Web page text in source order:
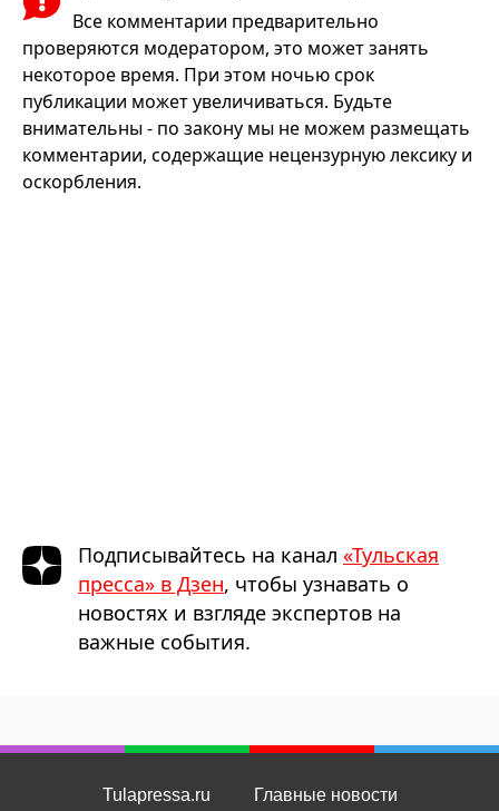
Все комментарии предварительно
проверяются модератором, это может занять
некоторое время. При этом ночью срок
публикации может увеличиваться. Будьте
внимательны - по закону мы не можем размещать
комментарии, содержащие нецензурную лексику и
оскорбления.
Подписывайтесь на канал «Тульская
пресса» в Дзен, чтобы узнавать о
новостях и взгляде экспертов на
важные события.
Tulapressa.ru
Главные новости